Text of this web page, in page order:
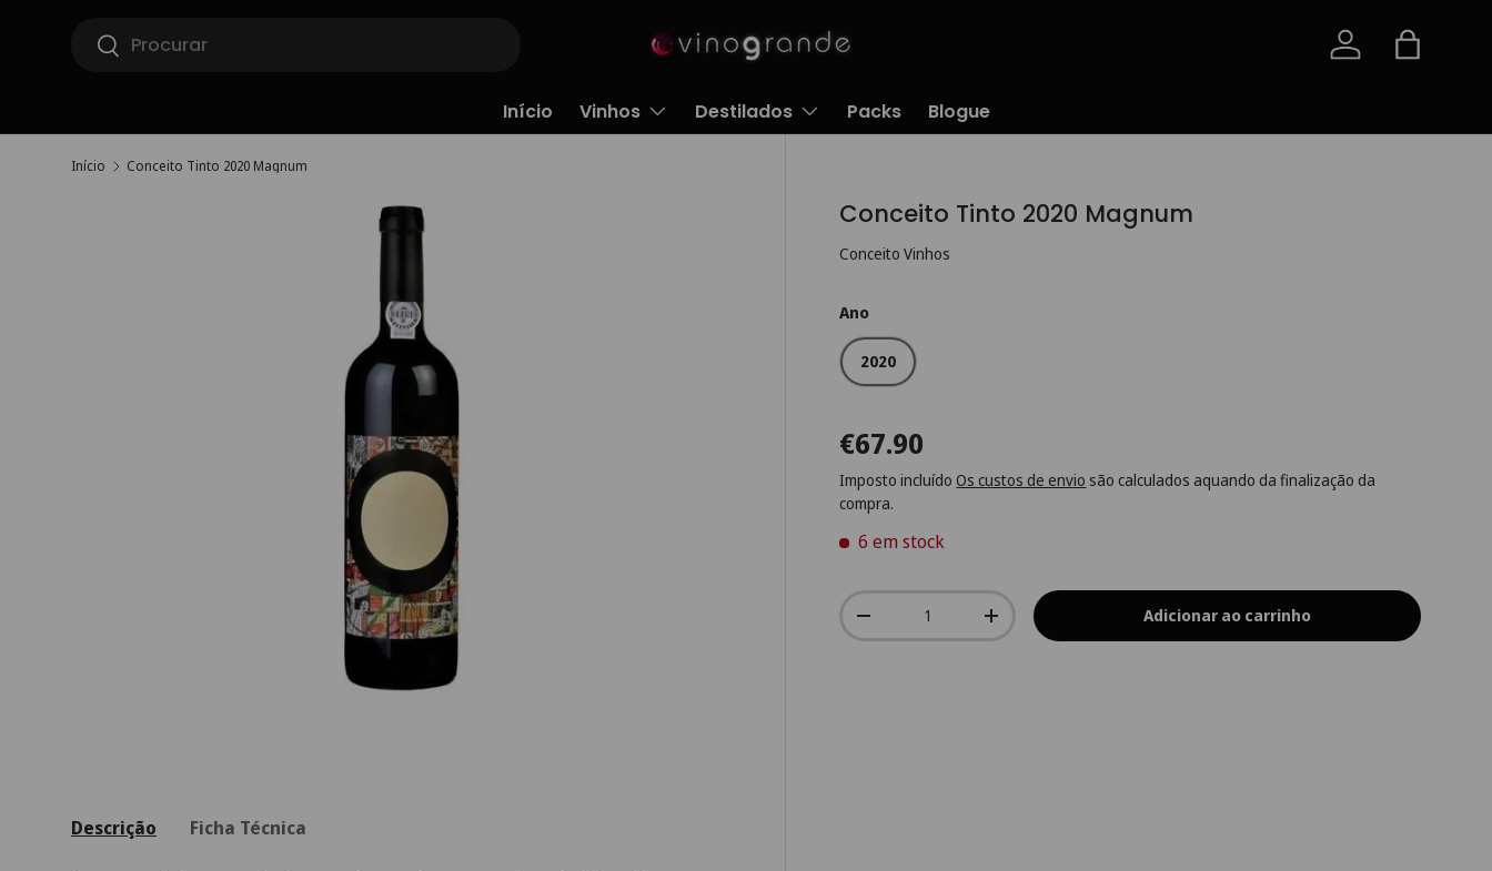
Ir para o conteúdo
Pesquisar
Pesquisar Iniciar sessão
Saco
Início Vinhos Destilados Packs Blogue
Início Conceito Tinto 2020 Magnum
Conceito Tinto 2020 Magnum
Conceito Vinhos
Ano
2020
€67.90
Imposto incluído Os custos de envio são calculados aquando da finalização da
compra.
6 em stock
Qtd.
-
+ Adicionar ao carrinho
Descrição Ficha Técnica